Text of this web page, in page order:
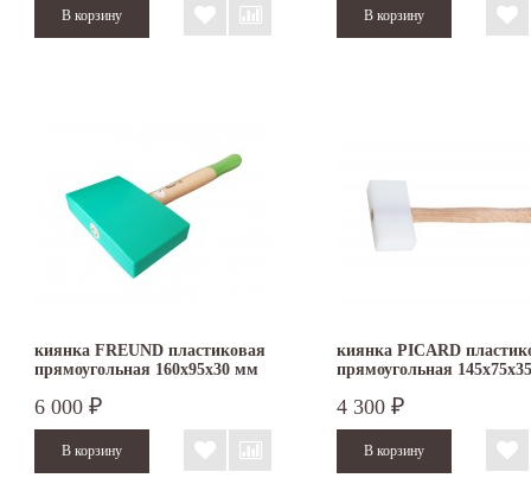
киянка FREUND пластиковая
прямоугольная 160х95х30 мм
6 000 ₽
киянка PICARD
прямоугольная
4 300 ₽